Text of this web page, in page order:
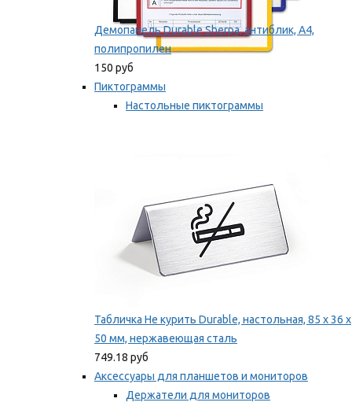
Демопанель Durable Sherpa, антиблик, А4,
полипропилен
150 руб
Пиктограммы
Настольные пиктограммы
Табличка Не курить Durable, настольная, 85 x 36 x
50 мм, нержавеющая сталь
749.18 руб
Аксессуары для планшетов и мониторов
Держатели для мониторов